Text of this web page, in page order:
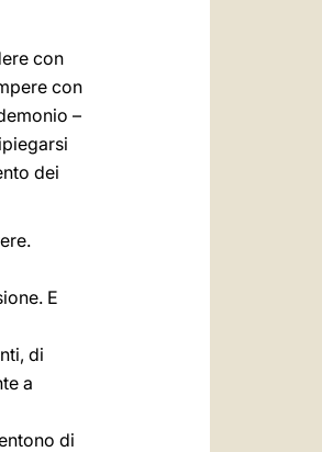
con
con
–
dei
E
di
a
di